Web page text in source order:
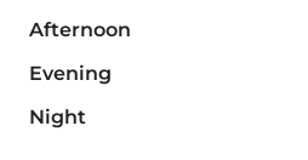
Afternoon
Evening
Night